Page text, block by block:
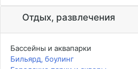
Отдых, развлечения
Бассейны и аквапарки
Бильярд, боулинг